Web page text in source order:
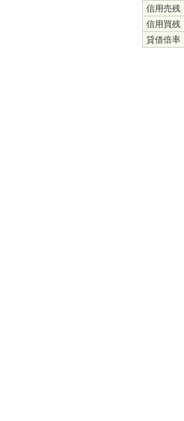
信用売残
信用買残
貸借倍率